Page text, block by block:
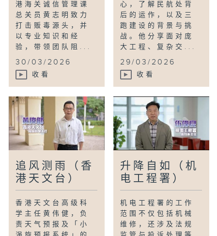
港海关诚信管理课
总关员黄志明致力
打击贩毒源头，并
以专业知识和经
验，带领团队阻...
30/03/2026
收看
心，了解民航处背
后的运作，以及三
跑建设的背景与挑
战。他分享面对庞
大工程、复杂交...
29/03/2026
收看
追风测雨（香
港天文台）
香港天文台高级科
学主任黄伟健，负
责天气预报及「小
升降自如（机
电工程署）
机电工程署的工作
范围不仅包括机械
维修，还涉及法规